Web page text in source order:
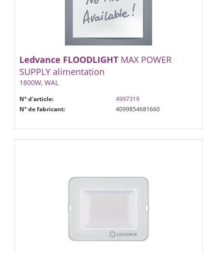
Ledvance FLOODLIGHT MAX POWER
SUPPLY alimentation
1800W, WAL
N° d'article:
4997319
N° de fabricant:
4099854681660